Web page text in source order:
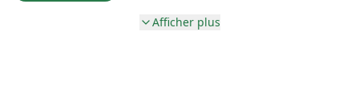
Afficher plus